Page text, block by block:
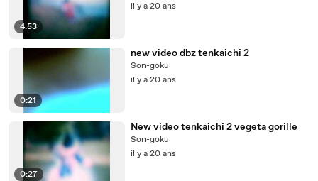
4:53
il y a 20 ans
0:21
new video dbz tenkaichi 2
Son-goku
il y a 20 ans
0:27
New video tenkaichi 2 vegeta gorille
Son-goku
il y a 20 ans